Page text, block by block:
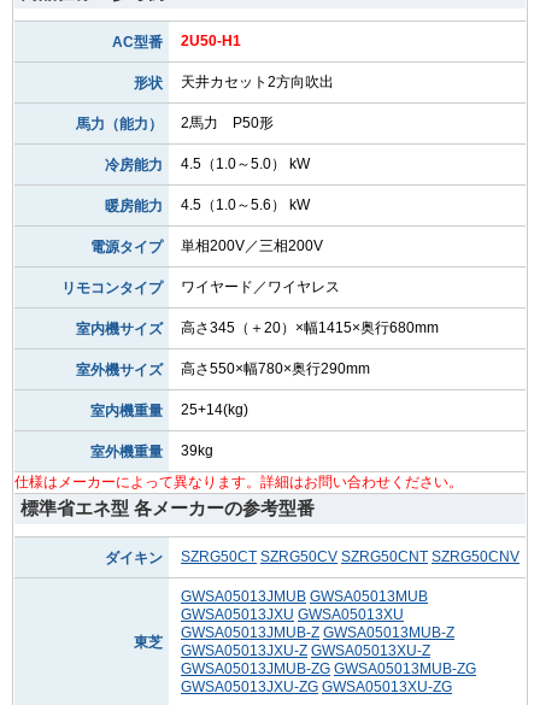
AC型番 2U50-H1
形状 天井カセット2方向吹出
馬力（能力） 2馬力 P50形
冷房能力 4.5（1.0～5.0） kW
暖房能力 4.5（1.0～5.6） kW
電源タイプ 単相200V／三相200V
リモコンタイプ ワイヤード／ワイヤレス
室内機サイズ 高さ345（＋20）×幅1415×奥行680mm
室外機サイズ 高さ550×幅780×奥行290mm
室内機重量 25+14(kg)
室外機重量
39kg
仕様はメーカーによって異なります。詳細はお問い合わせください。
標準省エネ型 各メーカーの参考型番
ダイキン SZRG50CT SZRG50CV SZRG50CNT SZRG50CNV
東芝
GWSA05013JMUB GWSA05013MUB
GWSA05013JXU GWSA05013XU
GWSA05013JMUB-Z GWSA05013MUB-Z
GWSA05013JXU-Z GWSA05013XU-Z
GWSA05013JMUB-ZG GWSA05013MUB-ZG
GWSA05013JXU-ZG GWSA05013XU-ZG